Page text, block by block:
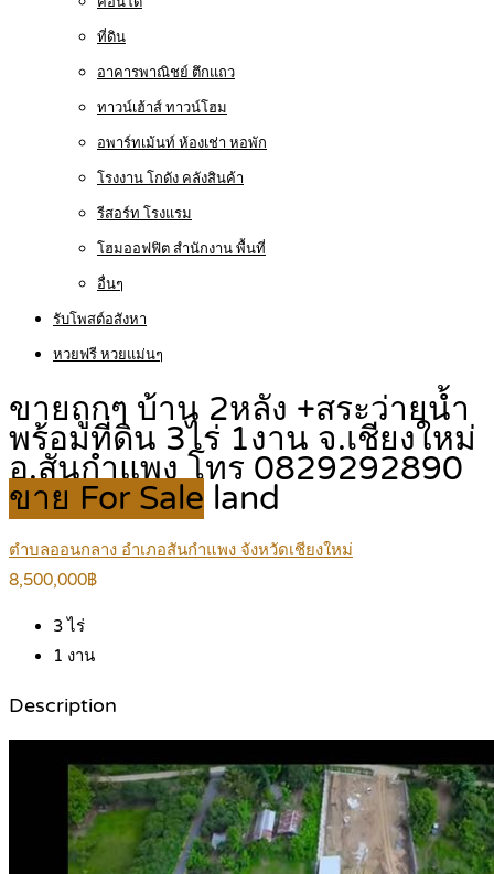
ที่ดิน
อาคารพาณิชย์ ตึกแถว
ทาวน์เฮ้าส์ ทาวน์โฮม
อพาร์ทเม้นท์ ห้องเช่า หอพัก
โรงงาน โกดัง คลังสินค้า
รีสอร์ท โรงแรม
โฮมออฟฟิต สำนักงาน พื้นที่
อื่นๆ
รับโพสต์อสังหา
หวยฟรี หวยแม่นๆ
ขายถูกๆ บ้าน 2หลัง +สระว่ายน้ำ
พร้อมที่ดิน 3ไร่ 1งาน จ.เชียงใหม่
อ.สันกำแพง โทร 0829292890
ขาย For Sale land
ตำบลออนกลาง อำเภอสันกำแพง จังหวัดเชียงใหม่
8,500,000฿
3ไร่
1 งาน
Description